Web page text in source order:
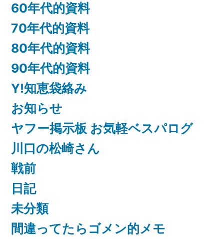
60年代的資料
70年代的資料
80年代的資料
90年代的資料
Y!知恵袋絡み
お知らせ
ヤフー掲示板 お気軽ベスパログ
川口の松崎さん
戦前
日記
未分類
間違ってたらゴメン的メモ